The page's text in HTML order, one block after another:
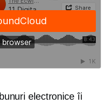
bunuri electroniceîi